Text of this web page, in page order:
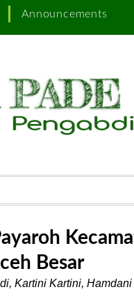
Announcements
Besar
Kartini Kartini,